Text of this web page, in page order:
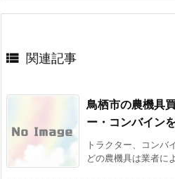
 関連記事
鳥栖市の農機具
ー・コンバイン
トラクター、コンバ
どの農機具は業者に